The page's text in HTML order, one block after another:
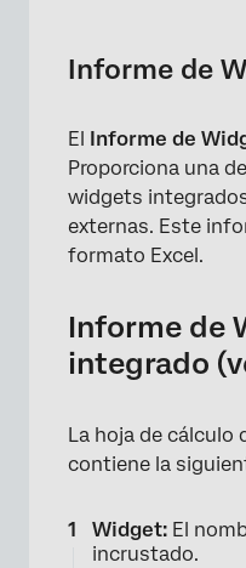
Informe de
El
Informe de
Proporciona una
widgets
externas. Este
formato Excel.
Informe de
integrado
La hoja de cálculo
contiene la
Widget: El
incrustado.